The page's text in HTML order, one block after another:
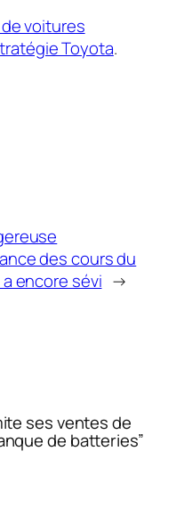
voitures
Toyota.
des cours du
encore sévi →
ses ventes de
de batteries”